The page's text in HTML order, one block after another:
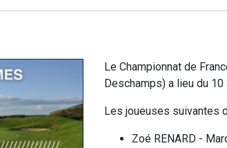
Le Championnat de
Deschamps) a lieu du
Les joueuses suivantes
Zoé RENARD -